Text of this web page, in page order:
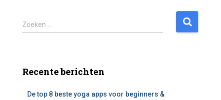
Z
o
n
Zoeken …
Recente berichten
De top 8 beste yoga apps voor beginners &